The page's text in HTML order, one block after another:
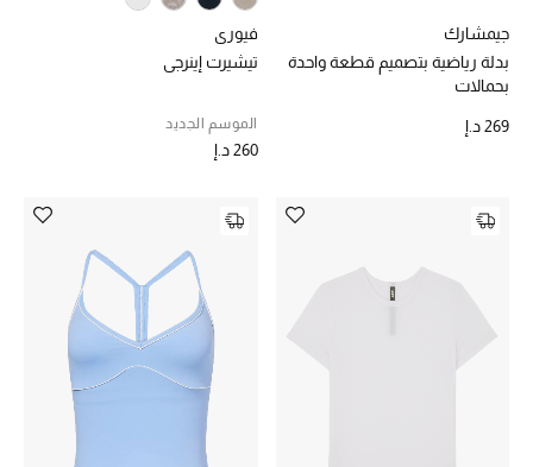
جيمشارك
بدلة رياضية بتصميم قطعة واحدة
بحمالات
269 د.إ
فيوري
تيشيرت إينرجي
الموسم الجديد
260 د.إ